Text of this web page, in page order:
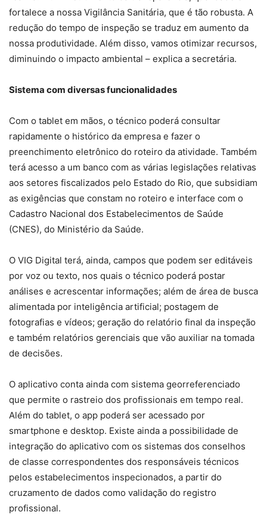
fortalece a nossa Vigilância Sanitária, que é tão robusta. A
redução do tempo de inspeção se traduz em aumento da
nossa produtividade. Além disso, vamos otimizar recursos,
diminuindo o impacto ambiental – explica a secretária.
Sistema com diversas funcionalidades
Com o tablet em mãos, o técnico poderá consultar
rapidamente o histórico da empresa e fazer o
preenchimento eletrônico do roteiro da atividade. Também
terá acesso a um banco com as várias legislações relativas
aos setores fiscalizados pelo Estado do Rio, que subsidiam
as exigências que constam no roteiro e interface com o
Cadastro Nacional dos Estabelecimentos de Saúde
(CNES), do Ministério da Saúde.
O VIG Digital terá, ainda, campos que podem ser editáveis
por voz ou texto, nos quais o técnico poderá postar
análises e acrescentar informações; além de área de busca
alimentada por inteligência artificial; postagem de
fotografias e vídeos; geração do relatório final da inspeção
e também relatórios gerenciais que vão auxiliar na tomada
de decisões.
O aplicativo conta ainda com sistema georreferenciado
que permite o rastreio dos profissionais em tempo real.
Além do tablet, o app poderá ser acessado por
smartphone e desktop. Existe ainda a possibilidade de
integração do aplicativo com os sistemas dos conselhos
de classe correspondentes dos responsáveis técnicos
pelos estabelecimentos inspecionados, a partir do
cruzamento de dados como validação do registro
profissional.